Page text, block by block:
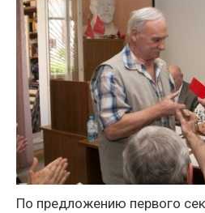
По предложению первого